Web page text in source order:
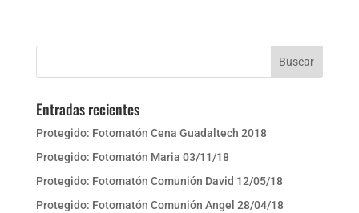
Entradas recientes
Protegido: Fotomatón Cena Guadaltech 2018
Protegido: Fotomatón Maria 03/11/18
Protegido: Fotomatón Comunión David 12/05/18
Protegido: Fotomatón Comunión Angel 28/04/18